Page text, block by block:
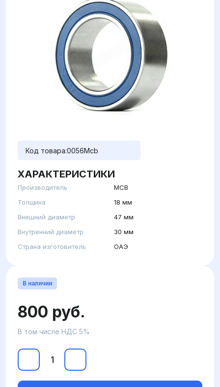
Код товара:0056Mcb
ХАРАКТЕРИСТИКИ
Производитель
MCB
Толщина
18 мм
Внешний диаметр
47 мм
Внутренний диаметр
30 мм
Страна изготовитель
ОАЭ
В наличии
800 руб.
В том числе НДС 5%